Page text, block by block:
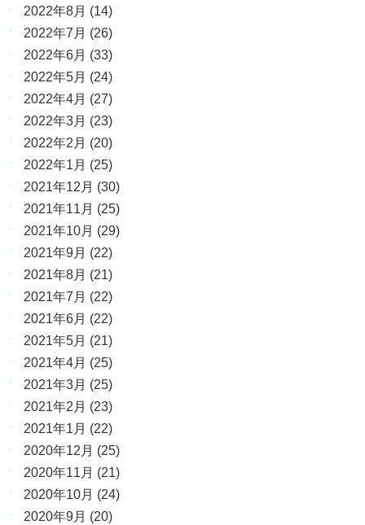
2022年8月 (14)
2022年7月 (26)
2022年6月 (33)
2022年5月 (24)
2022年4月 (27)
2022年3月 (23)
2022年2月 (20)
2022年1月 (25)
2021年12月 (30)
2021年11月 (25)
2021年10月 (29)
2021年9月 (22)
2021年8月 (21)
2021年7月 (22)
2021年6月 (22)
2021年5月 (21)
2021年4月 (25)
2021年3月 (25)
2021年2月 (23)
2021年1月 (22)
2020年12月 (25)
2020年11月 (21)
2020年10月 (24)
2020年9月 (20)